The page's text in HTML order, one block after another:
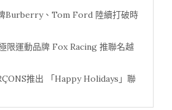
Burberry、Tom Ford 陸續打破時
限運動品牌 Fox Racing 推聯名越
推出 「Happy Holidays」聯